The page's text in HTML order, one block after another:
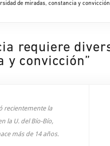
de miradas, constancia y
requiere
y convicción”
recientemente la
la U. del Bío-Bío,
más de 14 años.